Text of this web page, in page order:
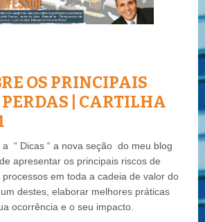
OS PRINCIPAIS
PERDAS | CARTILHA
“ Dicas “ a nova seção do meu blog
apresentar os principais riscos de
em toda a cadeia de valor do
destes, elaborar melhores práticas
ocorrência e o seu impacto.